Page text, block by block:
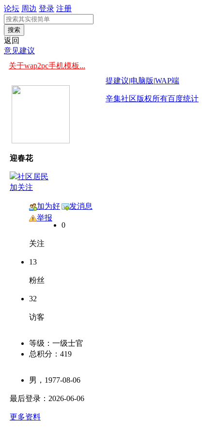
论坛 周边 登录 注册
搜索
返回
意见建议
关于wap2pc手机模板...
迎春花
加关注
加为好
友
发消息
举报
0
关注
13
粉丝
32
访客
等级： 一级士官
总积分： 419
男，1977-08-06
最后登录：2026-06-06
更多资料
提建议|电脑版|WAP端
辛集社区版权所有百度统计